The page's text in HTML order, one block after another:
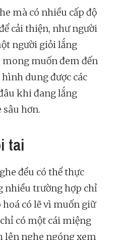
mà có nhiều cấp độ
cải thiện, như người
người giỏi lắng
mong muốn đem đến
dung được các
khi đang lắng
sâu hơn.
tai
đều có thể thực
nhiều trường hợp chỉ
có lẽ vì muốn giữ
có một cái miệng
lên nghe ngóng xem